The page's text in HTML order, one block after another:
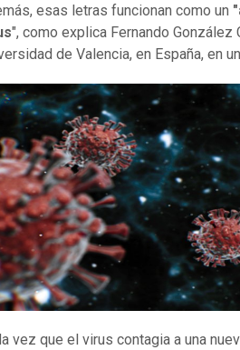
esas letras funcionan como un
", como explica Fernando
de Valencia, en España, en
vez que el virus contagia a una